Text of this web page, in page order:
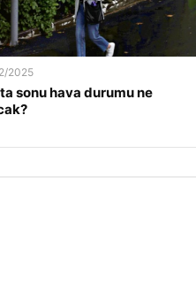
2025
sonu hava durumu ne